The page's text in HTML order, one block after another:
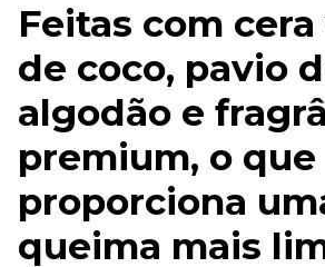
Feitas com
de coco, pavio
algodão e
premium, o que
proporciona
queima mais